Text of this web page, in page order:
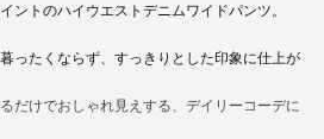
ントのハイウエストデニムワイドパンツ。
ったくならず、すっきりとした印象に仕上が
だけでおしゃれ見えする、デイリーコーデに